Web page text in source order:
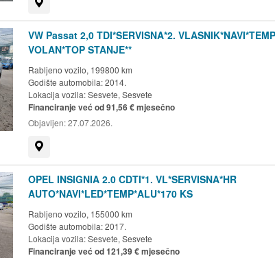
VW Passat 2,0 TDI*SERVISNA*2.
VOLAN*TOP STANJE**
Rabljeno vozilo, 199800 km
Godište automobila: 2014.
Lokacija vozila:Sesvete, Sesvete
Financiranje već od 91,56 € mjesečno
Objavljen:27.07.2026.
OPEL INSIGNIA 2.0 CDTI*1. VL*SERVISNA*HR
AUTO*NAVI*LED*TEMP*ALU*170 KS
Rabljeno vozilo, 155000 km
Godište automobila: 2017.
Lokacija vozila:Sesvete, Sesvete
Financiranje već od 121,39 € mjesečno